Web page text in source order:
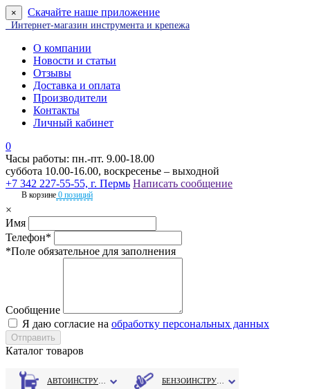
× Скачайте наше приложение
Интернет-магазин инструмента и крепежа
О компании
Новости и статьи
Отзывы
Доставка и оплата
Производители
Контакты
Личный кабинет
0
Часы работы: пн.-пт. 9.00-18.00
суббота 10.00-16.00, воскресенье – выходной
+7 342 227-55-55, г. Пермь Написать сообщение
В корзине 0 позиций
×
Имя
Телефон*
*Поле обязательное для заполнения
Сообщение
Я даю согласие на обработку персональных данных
Каталог товаров